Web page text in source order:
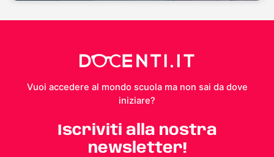
Vuoi accedere al mondo scuola ma non sai da dove
iniziare?
Iscriviti alla nostra
newsletter!